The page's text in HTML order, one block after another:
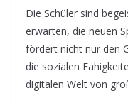
Die Schüler sind
erwarten, die neuen
fördert nicht nur den
die sozialen
digitalen Welt von